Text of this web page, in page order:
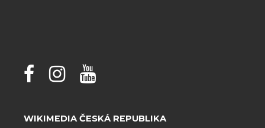
WIKIMEDIA ČESKÁ REPUBLIKA